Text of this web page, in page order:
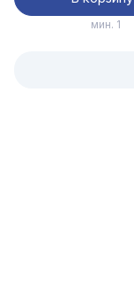
мин. 1